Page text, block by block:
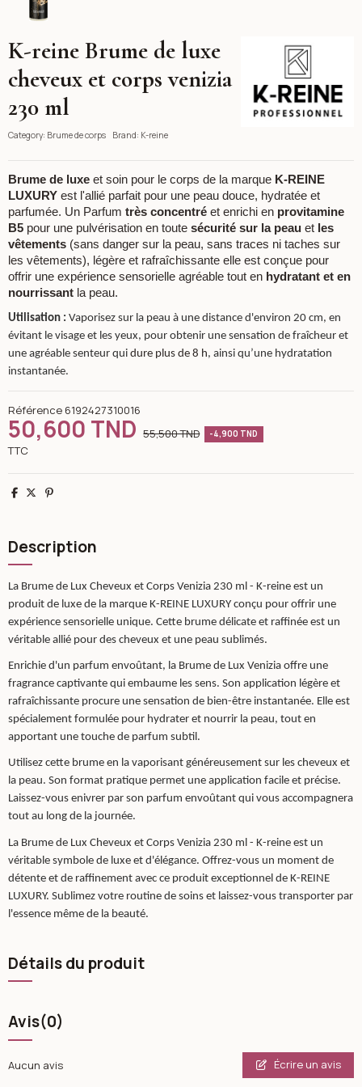
K-reine Brume de luxe
cheveux et corps venizia
230 ml
Category: Brume de corps Brand: K-reine
Brume de luxe et soin pour le corps de la marque K-REINE
LUXURYest l'allié parfait pour une peau douce, hydratée et
parfumée. Un Parfum très concentréet enrichi en provitamine
B5pour une pulvérisation en toute sécurité sur la peauet les
vêtements(sans danger sur la peau, sans traces ni taches sur
les vêtements), légère et rafraîchissante elle est conçue pour
offrir une expérience sensorielle agréable tout en hydratant et en
nourrissantla peau.
Utilisation : Vaporisez sur la peau à une distance d'environ 20 cm, en
évitant le visage et les yeux, pour obtenir une sensation de fraîcheur et
une agréable senteur qui dure plus de 8 h, ainsi qu’une hydratation
instantanée.
Référence 6192427310016
50,600 TND 55,500 TND -4,900 TND
TTC
Partager
TweetPinterest
Description
La Brume de Lux Cheveux et Corps Venizia 230 ml - K-reine est un
produit de luxe de la marque K-REINE LUXURY conçu pour offrir une
expérience sensorielle unique. Cette brume délicate et raffinée est un
véritable allié pour des cheveux et une peau sublimés.
Enrichie d'un parfum envoûtant, la Brume de Lux Venizia offre une
fragrance captivante qui embaume les sens. Son application légère et
rafraîchissante procure une sensation de bien-être instantanée. Elle est
spécialement formulée pour hydrater et nourrir la peau, tout en
apportant une touche de parfum subtil.
Utilisez cette brume en la vaporisant généreusement sur les cheveux et
la peau. Son format pratique permet une application facile et précise.
Laissez-vous enivrer par son parfum envoûtant qui vous accompagnera
tout au long de la journée.
La Brume de Lux Cheveux et Corps Venizia 230 ml - K-reine est un
véritable symbole de luxe et d'élégance. Offrez-vous un moment de
détente et de raffinement avec ce produit exceptionnel de K-REINE
LUXURY. Sublimez votre routine de soins et laissez-vous transporter par
l'essence même de la beauté.
Détails du produit
Avis(0)
Aucun avis Écrire un avis